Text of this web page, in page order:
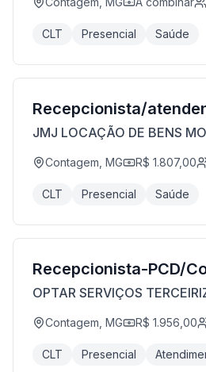
CLT Presencial Saúde
Recepcionista/
JMJ LOCAÇÃO DE BENS
Contagem, MG R$ 1.807,00
CLT Presencial Saúde
Recepcionista-PCD/
OPTAR SERVIÇOS
Contagem, MG R$ 1.956,00
CLT Presencial